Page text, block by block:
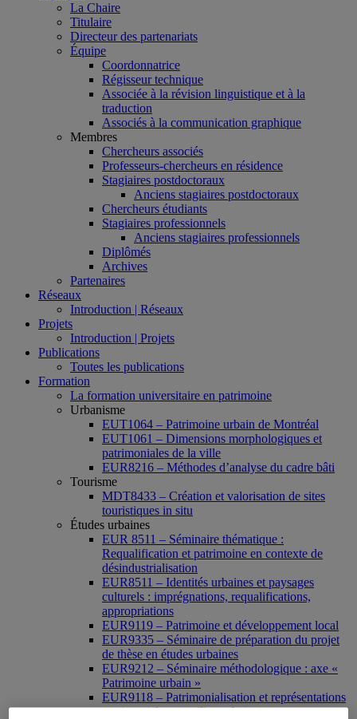
La Chaire
Titulaire
Directeur des partenariats
Équipe
Coordonnatrice
Régisseur technique
Associée à la révision linguistique et à la
traduction
Associés à la communication graphique
Membres
Chercheurs associés
Professeurs-chercheurs en résidence
Stagiaires postdoctoraux
Anciens stagiaires postdoctoraux
Chercheurs étudiants
Stagiaires professionnels
Anciens stagiaires professionnels
Diplômés
Archives
Partenaires
Réseaux
Introduction | Réseaux
Projets
Introduction | Projets
Publications
Toutes les publications
Formation
La formation universitaire en patrimoine
Urbanisme
EUT1064 – Patrimoine urbain de Montréal
EUT1061 – Dimensions morphologiques et
patrimoniales de la ville
EUR8216 – Méthodes d’analyse du cadre bâti
Tourisme
MDT8433 – Création et valorisation de sites
touristiques in situ
Études urbaines
EUR 8511 – Séminaire thématique :
Requalification et patrimoine en contexte de
désindustrialisation
EUR8511 – Identités urbaines et paysages
culturels : imprégnations, requalifications,
appropriations
EUR9119 – Patrimoine et développement local
EUR9335 – Séminaire de préparation du projet
de thèse en études urbaines
EUR9212 – Séminaire méthodologique : axe «
Patrimoine urbain »
EUR9118 – Patrimonialisation et représentations
patrimoniales en milieu urbain